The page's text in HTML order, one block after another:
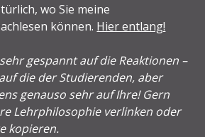
wo Sie meine
können. Hier entlang!
gespannt auf die Reaktionen –
die der Studierenden, aber
genauso sehr auf Ihre! Gern
Lehrphilosophie verlinken oder
kopieren.